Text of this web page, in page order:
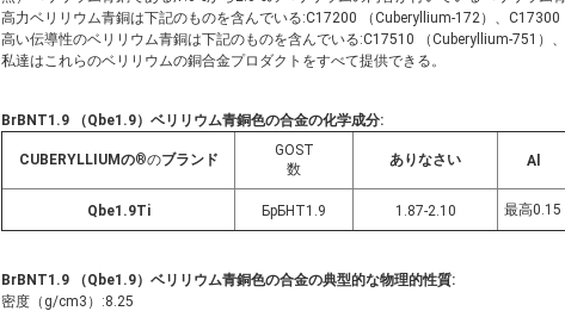
高力ベリリウム青銅は下記のものを含んでいる:C17200 （Cuberyllium-172）、
高い伝導性のベリリウム青銅は下記のものを含んでいる:C17510 （Cuberyllium-751
私達はこれらのベリリウムの銅合金プロダクトをすべて提供できる。
BrBNT1.9 （Qbe1.9）ベリリウム青銅色の合金の化学成分:
CUBERYLLIUMの®のブランド
GOST
数
ありなさい Al
Qbe1.9Ti БрБНТ1.9 1.87-2.10 最高0.15
BrBNT1.9 （Qbe1.9） ベリリウム青銅色の合金の典型的な物理的性質:
密度（g/cm3）:8.25